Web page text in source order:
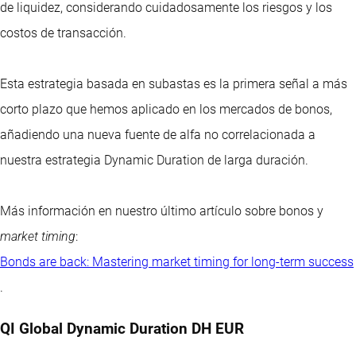
de liquidez, considerando cuidadosamente los riesgos y los
costos de transacción.
Esta estrategia basada en subastas es la primera señal a más
corto plazo que hemos aplicado en los mercados de bonos,
añadiendo una nueva fuente de alfa no correlacionada a
nuestra estrategia Dynamic Duration de larga duración.
Más información en nuestro último artículo sobre bonos y
market timing:
Bonds are back: Mastering market timing for long-term success
.
QI Global Dynamic Duration DH EUR